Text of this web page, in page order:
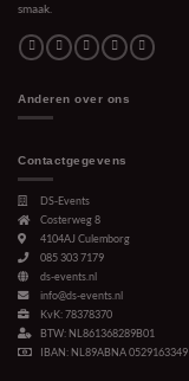
smaak.
Anderen over ons
Contactgegevens
DS-Events
Costerweg 8
4104AJ Culemborg
085 303 7179
ds-events.nl
info@ds-events.nl
KvK: 78378370
BTW: NL861368289B01
IBAN: NL89ABNA 0529163349